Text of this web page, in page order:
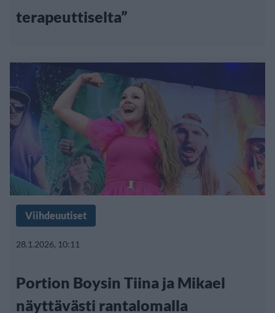
terapeuttiselta”
Viihdeuutiset
28.1.2026, 10:11
Portion Boysin Tiina ja Mikael
näyttävästi rantalomalla